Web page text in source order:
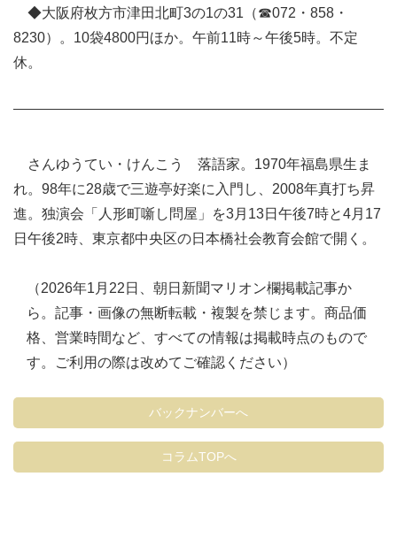
◆大阪府枚方市津田北町3の1の31（☎072・858・
8230）。10袋4800円ほか。午前11時～午後5時。不定
休。
さんゆうてい・けんこう 落語家。1970年福島県生ま
れ。98年に28歳で三遊亭好楽に入門し、2008年真打ち昇
進。独演会「人形町噺し問屋」を3月13日午後7時と4月17
日午後2時、東京都中央区の日本橋社会教育会館で開く。
（2026年1月22日、朝日新聞マリオン欄掲載記事か
ら。記事・画像の無断転載・複製を禁じます。商品価
格、営業時間など、すべての情報は掲載時点のもので
す。ご利用の際は改めてご確認ください）
バックナンバーへ
コラムTOPへ